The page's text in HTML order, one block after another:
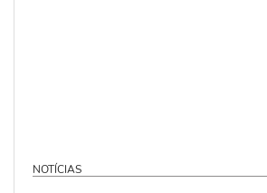
NOTÍCIAS